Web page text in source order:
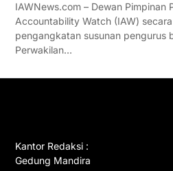
IAWNews.com – Dewan Pimpinan
Accountability Watch (IAW)
pengangkatan susunan pengurus
Perwakilan…
Kantor Redaksi :
Gedung Mandira